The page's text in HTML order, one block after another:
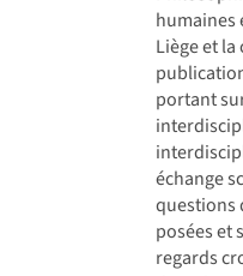
humaines
Liège et
portant
échange
questions
posées et
regards